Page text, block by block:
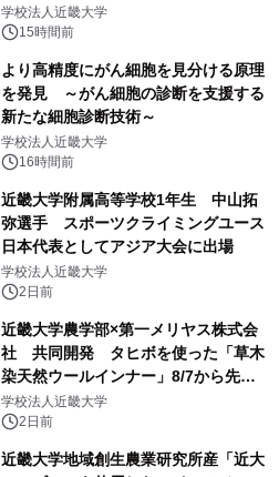
学校法人近畿大学
15時間前
より高精度にがん細胞を見分ける原理
を発見 ～がん細胞の診断を支援する
新たな細胞診断技術～
学校法人近畿大学
16時間前
近畿大学附属高等学校1年生 中山拓
弥選手 スポーツクライミングユース
日本代表としてアジア大会に出場
学校法人近畿大学
2日前
近畿大学農学部×第一メリヤス株式会
社 共同開発 タヒボを使った「草木
染天然ウールインナー」8/7から先行
販売
学校法人近畿大学
2日前
近畿大学地域創生農業研究所産「近大